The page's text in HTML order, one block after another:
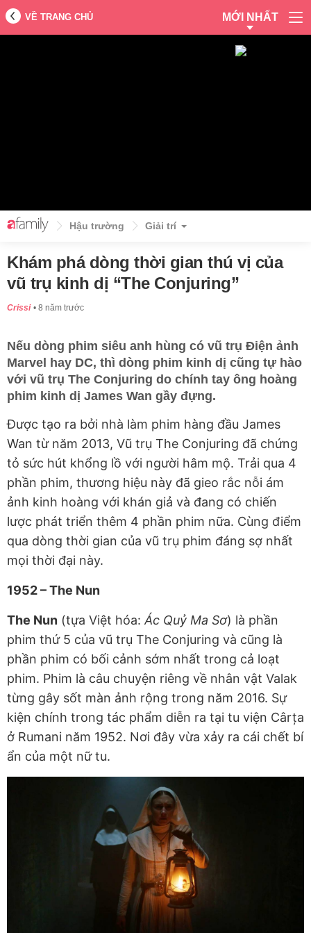
VỀ TRANG CHỦ MỚI NHẤT
Hậu trường Giải trí
Khám phá dòng thời gian thú vị của
vũ trụ kinh dị “The Conjuring”
Crissi 8 năm trước
Nếu dòng phim siêu anh hùng có vũ trụ Điện ảnh
Marvel hay DC, thì dòng phim kinh dị cũng tự hào
với vũ trụ The Conjuring do chính tay ông hoàng
phim kinh dị James Wan gầy đựng.
Được tạo ra bởi nhà làm phim hàng đầu James
Wan từ năm 2013, Vũ trụ The Conjuring đã chứng
tỏ sức hút khổng lồ với người hâm mộ. Trải qua 4
phần phim, thương hiệu này đã gieo rắc nỗi ám
ảnh kinh hoàng với khán giả và đang có chiến
lược phát triển thêm 4 phần phim nữa. Cùng điểm
qua dòng thời gian của vũ trụ phim đáng sợ nhất
mọi thời đại này.
1952 – The Nun
The Nun (tựa Việt hóa:Ác Quỷ Ma Sơ) là phần
phim thứ 5 của vũ trụ The Conjuring và cũng là
phần phim có bối cảnh sớm nhất trong cả loạt
phim. Phim là câu chuyện riêng về nhân vật Valak
từng gây sốt màn ảnh rộng trong năm 2016. Sự
kiện chính trong tác phẩm diễn ra tại tu viện Cârța
ở Rumani năm 1952. Nơi đây vừa xảy ra cái chết bí
ẩn của một nữ tu.